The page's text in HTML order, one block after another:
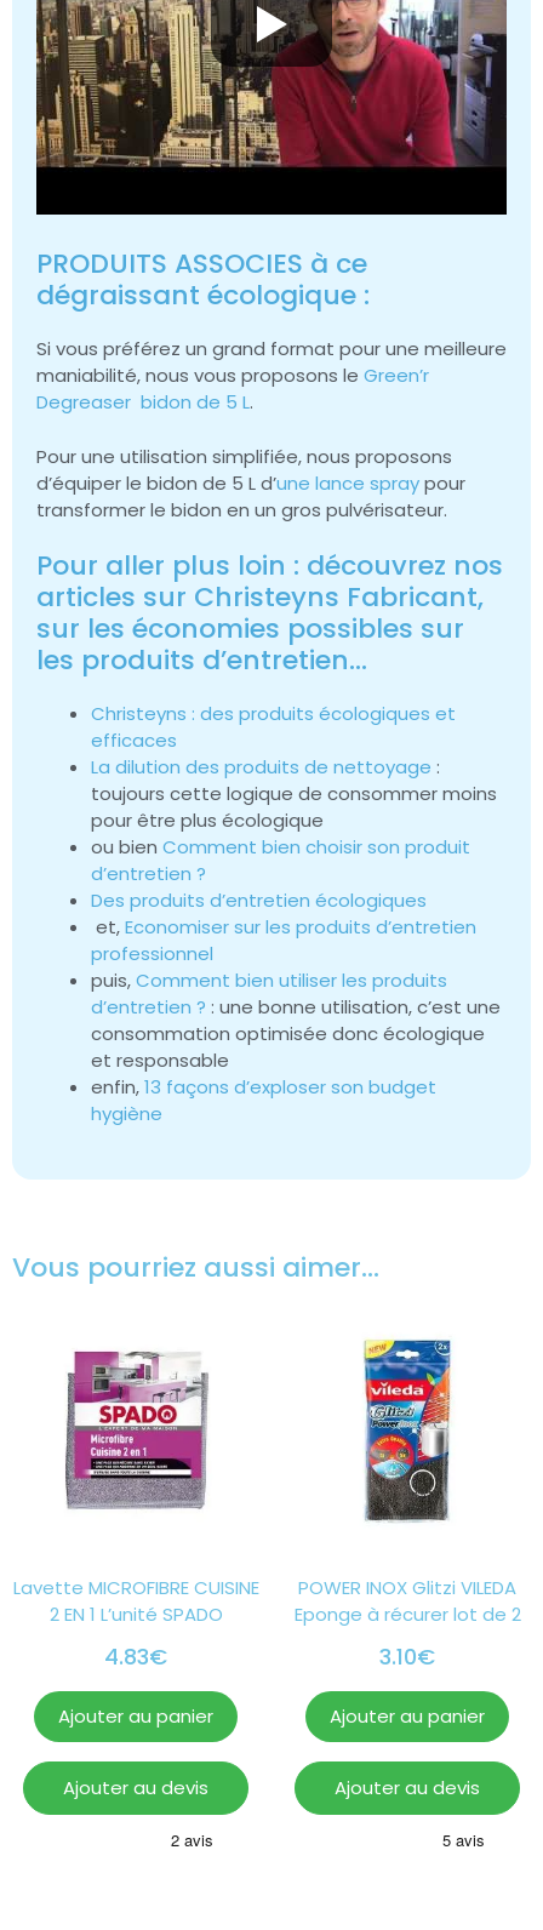
PRODUITS ASSOCIES à ce
dégraissant écologique :
Si vous préférez un grand format pour une meilleure
maniabilité, nous vous proposons le Green’r
Degreaser bidon de 5 L.
Pour une utilisation simplifiée, nous proposons
d’équiper le bidon de 5 L d’une lance spraypour
transformer le bidon en un gros pulvérisateur.
Pour aller plus loin : découvrez nos
articles sur Christeyns Fabricant,
sur les économies possibles sur
les produits d’entretien…
Christeyns : des produits écologiques et
efficaces
La dilution des produits de nettoyage :
toujours cette logique de consommer moins
pour être plus écologique
ou bien Comment bien choisir son produit
d’entretien ?
Des produits d’entretien écologiques
et,Economiser sur les produits d’entretien
professionnel
puis,Comment bien utiliser les produits
d’entretien ? : une bonne utilisation, c’est une
consommation optimisée donc écologique
et responsable
enfin,13 façons d’exploser son budget
hygiène
Vous pourriez aussi aimer…
Lavette MICROFIBRE CUISINE
2 EN 1 L’unité SPADO
4.83€
Ajouter au panier
Ajouter au devis
POWER INOX Glitzi VILEDA
Eponge à récurer lot de 2
3.10€
Ajouter au panier
Ajouter au devis